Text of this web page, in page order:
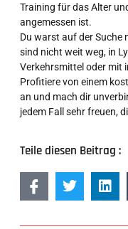
Training für das Alter
angemessen ist.
Du warst auf der Suche
sind nicht weit weg, in
Verkehrsmittel oder mit
Profitiere von einem
an und mach dir
jedem Fall sehr freuen,
Teile diesen Beitrag :